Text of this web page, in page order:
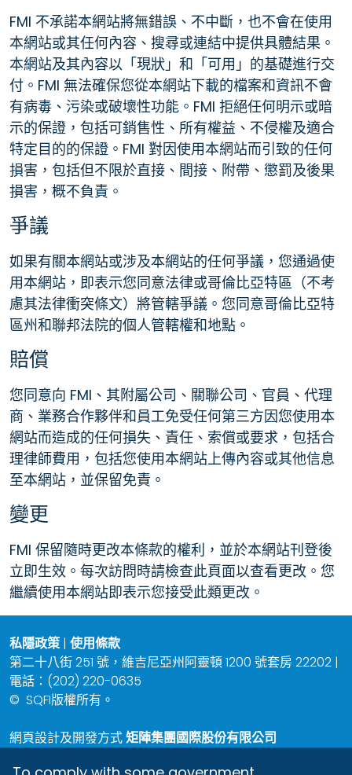
FMI 不承諾本網站將無錯誤、不中斷，也不會在使用
本網站或其任何內容、搜尋或連結中提供具體結果。
本網站及其內容以「現狀」和「可用」的基礎進行交
付。FMI 無法確保您從本網站下載的檔案和資訊不會
有病毒、污染或破壞性功能。FMI 拒絕任何明示或暗
示的保證，包括可銷售性、所有權益、不侵權及適合
特定目的的保證。FMI 對因使用本網站而引致的任何
損害，包括但不限於直接、間接、附帶、懲罰及後果
損害，概不負責。
爭議
如果有關本網站或涉及本網站的任何爭議，您通過使
用本網站，即表示您同意法律或哥倫比亞特區（不考
慮其法律衝突條文）將管轄爭議。您同意哥倫比亞特
區州和聯邦法院的個人管轄權和地點。
賠償
您同意向 FMI、其附屬公司、關聯公司、官員、代理
商、業務合作夥伴和員工免受任何第三方因您使用本
網站而造成的任何損失、責任、索償或要求，包括合
理律師費用，包括您使用本網站上傳內容或其他信息
至本網站，並保留免責。
變更
FMI 保留隨時更改本條款的權利，並於本網站刊登後
立即生效。每次訪問時請檢查此頁面以查看更改。您
繼續使用本網站即表示您接受此類更改。
私隱政策| 使用條款
第二十八街 251 號，維吉尼亞州阿靈頓 1200 號套房 22202 |
電話：(202) 220-0635
© SQFI版權所有。
網頁設計及開發方式矩陣集團國際股份有限公司